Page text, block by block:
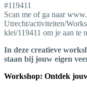
#119411
Scan me of ga naar
Utrecht/activiteiten/
klei/119411 om je aan te
In deze creatieve
staan bij jouw eigen
Workshop: Ontdek